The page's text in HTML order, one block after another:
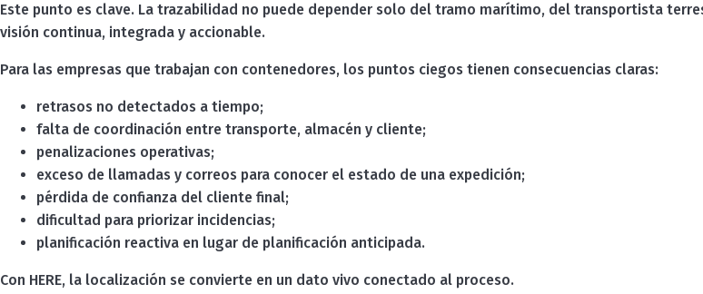
Este punto es clave. La trazabilidad no puede depender solo del tramo marítimo, del transportista
visión continua, integrada y accionable.
Para las empresas que trabajan con contenedores, los puntos ciegos tienen consecuencias claras:
retrasos no detectados a tiempo;
falta de coordinación entre transporte, almacén y cliente;
penalizaciones operativas;
exceso de llamadas y correos para conocer el estado de una expedición;
pérdida de confianza del cliente final;
dificultad para priorizar incidencias;
planificación reactiva en lugar de planificación anticipada.
Con HERE, la localización se convierte en un dato vivo conectado al proceso.